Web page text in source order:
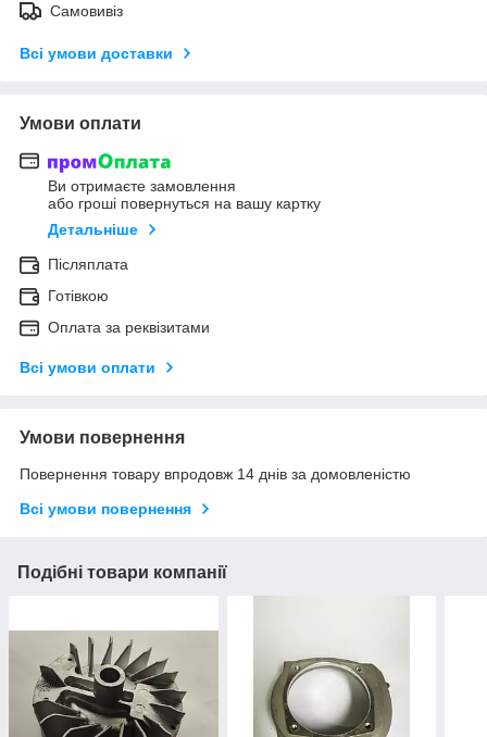
Самовивіз
Всі умови доставки
Умови оплати
Ви отримаєте замовлення
або гроші повернуться на вашу картку
Детальніше
Післяплата
Готівкою
Оплата за реквізитами
Всі умови оплати
Умови повернення
Повернення товару впродовж 14 днів за домовленістю
Всі умови повернення
Подібні товари компанії